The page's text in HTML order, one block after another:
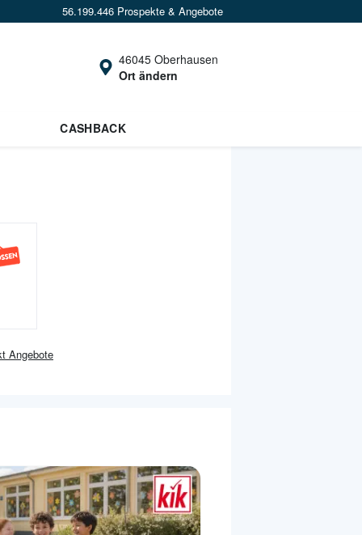
56.199.446 Prospekte & Angebote
46045 Oberhausen
Ort ändern
CASHBACK
Angebote